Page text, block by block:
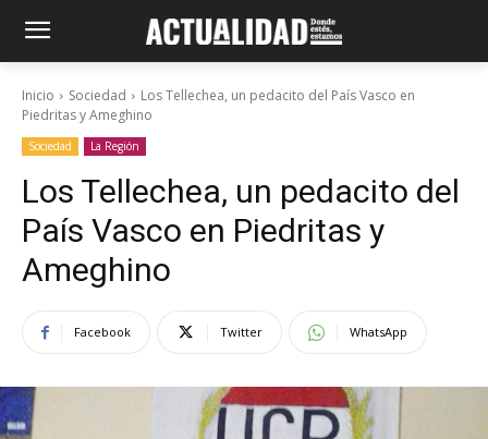
Inicio Sociedad
Los Tellechea, un pedacito del País Vasco en
Piedritas y Ameghino
Sociedad La Región
Los Tellechea, un pedacito del
País Vasco en Piedritas y
Ameghino
Facebook Twitter WhatsApp